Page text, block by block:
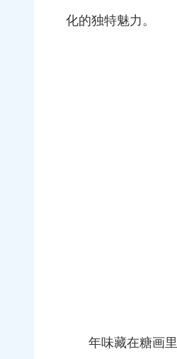
化的独特魅力。
年味藏在糖画里